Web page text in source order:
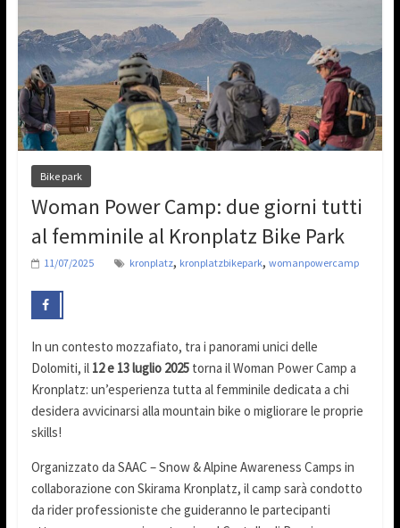
Bike park
Woman Power Camp: due giorni tutti
al femminile al Kronplatz Bike Park
11/07/2025 kronplatz, kronplatzbikepark, womanpowercamp
In un contesto mozzafiato, tra i panorami unici delle
Dolomiti, il 12 e 13 luglio 2025torna il Woman Power Camp a
Kronplatz: un’esperienza tutta al femminile dedicata a chi
desidera avvicinarsi alla mountain bike o migliorare le proprie
skills!
Organizzato da SAAC – Snow & Alpine Awareness Camps in
collaborazione con Skirama Kronplatz, il camp sarà condotto
da rider professioniste che guideranno le partecipanti